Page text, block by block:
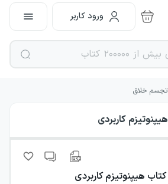
ورود کاربر
تجسم خلاق
هیپنوتیزم کاربردی
کتاب هیپنوتیزم کاربردی